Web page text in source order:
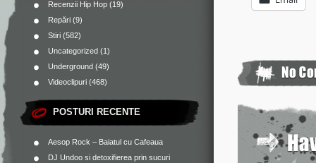
Recenzii Hip Hop (19)
Repări (9)
Stiri (582)
Uncategorized (1)
Underground (49)
Videoclipuri (468)
POSTURI RECENTE
Aesop Rock – Baiatul cu Cafeaua
DJ Undoo si detoxifierea prin sucuri